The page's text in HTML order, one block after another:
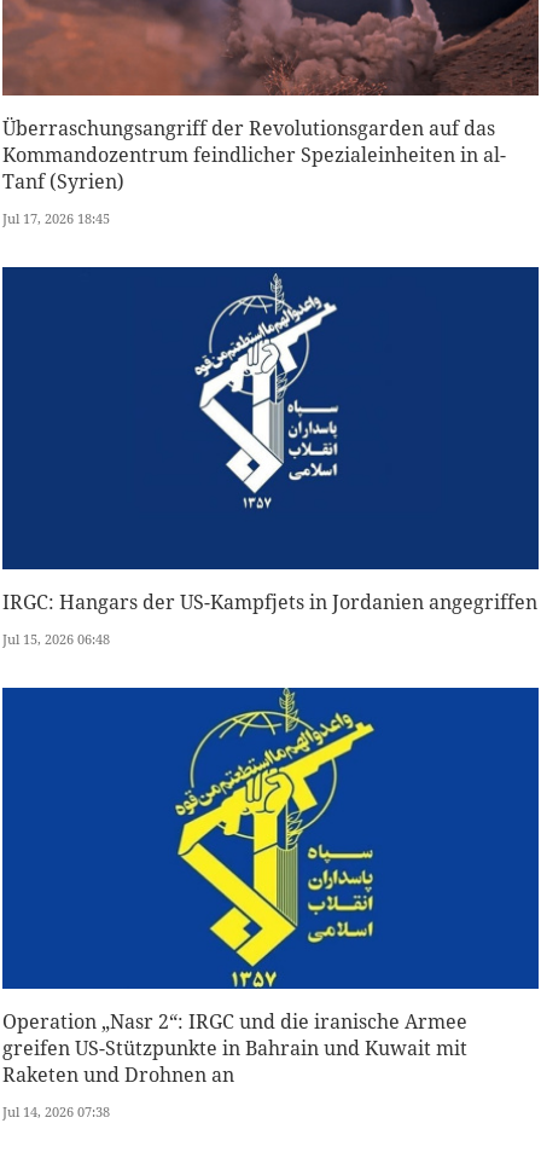
Überraschungsangriff der Revolutionsgarden auf das
Kommandozentrum feindlicher Spezialeinheiten in al-
Tanf (Syrien)
Jul 17, 2026 18:45
IRGC: Hangars der US-Kampfjets in Jordanien angegriffen
Jul 15, 2026 06:48
Operation „Nasr 2“: IRGC und die iranische Armee
greifen US-Stützpunkte in Bahrain und Kuwait mit
Raketen und Drohnen an
Jul 14, 2026 07:38